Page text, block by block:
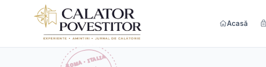
Sari la conținut
Acasă